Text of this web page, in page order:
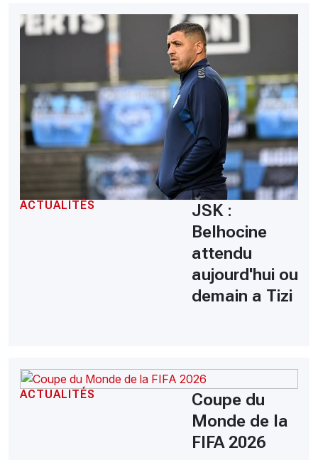
ACTUALITÉS
JSK :
Belhocine
attendu
aujourd'hui ou
demain a Tizi
ACTUALITÉS
Coupe du
Monde de la
FIFA 2026